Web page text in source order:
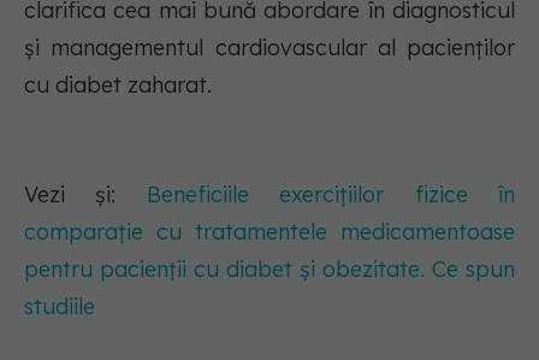
clarifica cea mai bună abordare în diagnosticul
și managementul cardiovascular al pacienților
cu diabet zaharat.
Vezi și: Beneficiile exercițiilor fizice în
comparație cu tratamentele medicamentoase
pentru pacienții cu diabet și obezitate. Ce spun
studiile